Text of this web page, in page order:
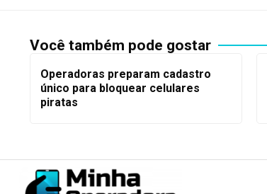
Você também pode gostar
Operadoras preparam cadastro
único para bloquear celulares
piratas